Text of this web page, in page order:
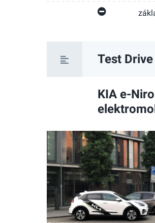
Test Drive
KIA e-Niro